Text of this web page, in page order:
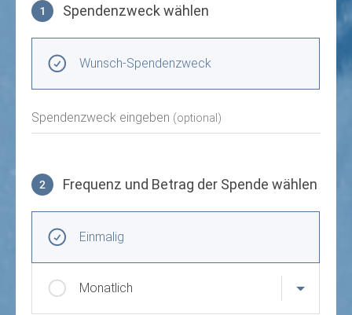
1 Spendenzweck wählen
Wunsch-Spendenzweck
Spendenzweck eingeben (optional)
2 Frequenz und Betrag der Spende wählen
Einmalig
Monatlich